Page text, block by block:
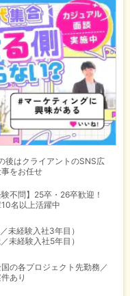
後はクライアントのSNS広
をお任せ
不問】25卒・26卒歓迎！
名以上活躍中
未経験入社3年目）
未経験入社5年目）
の各プロジェクト先勤務／
あり